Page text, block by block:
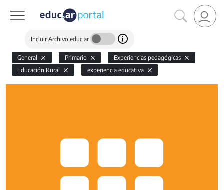
Incluir Archivo educ.ar
General Primario
Experiencias pedagógicas
Educación Rural
experiencia educativa